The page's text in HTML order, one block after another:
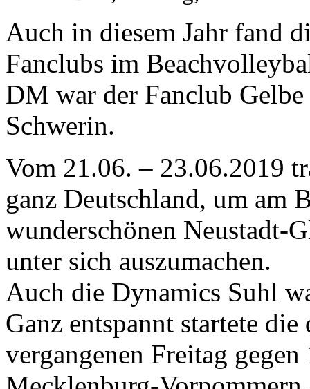
Auch in diesem Jahr fand
Fanclubs im
DM war der Fanclub Gelbe
Schwerin.
Vom 21.06. – 23.06.2019
ganz Deutschland, um am
wunderschönen Neustadt-
unter sich auszumachen.
Auch die Dynamics Suhl
Ganz entspannt startete
vergangenen Freitag